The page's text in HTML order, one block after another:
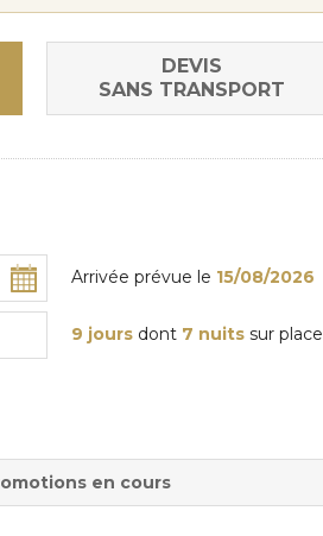
DEVIS
SANS TRANSPORT
Arrivée prévue le 15/08/2026
9 jours dont 7 nuits sur place
en cours